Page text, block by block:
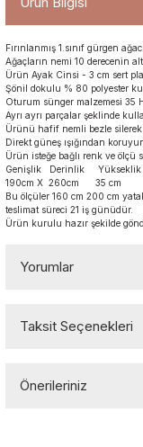
Fırınlanmış 1.sınıf gürgen
Ağaçların nemi 10 derecenin
Ürün Ayak Cinsi - 3 cm sert
Şönil dokulu % 80 polyester
Oturum sünger malzemesi 35
Ayrı ayrı parçalar şeklinde
Ürünü hafif nemli bezle
Direkt güneş ışığından
Ürün isteğe bağlı renk ve ölçü
Genişlik Derinlik Yükseklik
190cm X 260cm 35 cm
Bu ölçüler 160 cm 200 cm
teslimat süreci 21 iş günüdür.
Ürün kurulu hazır şekilde
Yorumlar
Taksit Seçenekleri
Önerileriniz